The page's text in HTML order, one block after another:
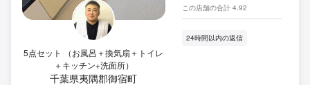
5点セット （お風呂＋換気扇＋トイレ
＋キッチン+洗面所）
千葉県夷隅郡御宿町
この店舗の合計 4.92
24時間以内の返信